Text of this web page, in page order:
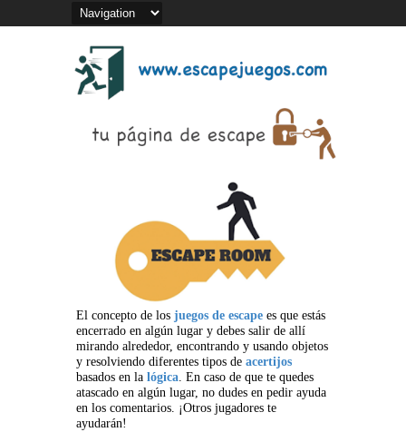
El concepto de los juegos de escape es que estás
encerrado en algún lugar y debes salir de allí
mirando alrededor, encontrando y usando objetos
y resolviendo diferentes tipos de acertijos
basados en la lógica. En caso de que te quedes
atascado en algún lugar, no dudes en pedir ayuda
en los comentarios. ¡Otros jugadores te
ayudarán!